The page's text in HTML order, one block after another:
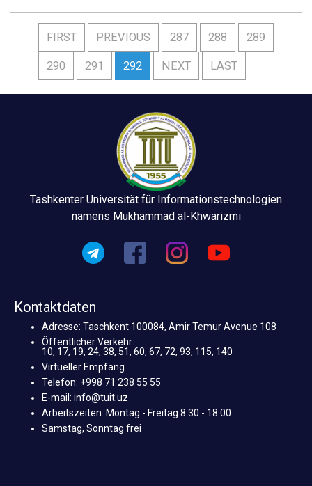
FIRST PREVIOUS 287 288 289
290 291 292 NEXT LAST
Tashkenter Universität für Informationstechnologien
namens Mukhammad al-Khwarizmi
Kontaktdaten
Adresse: Taschkent 100084, Amir Temur Avenue 108
Öffentlicher Verkehr:
10, 17, 19, 24, 38, 51, 60, 67, 72, 93, 115, 140
Virtueller Empfang
Telefon: +998 71 238 55 55
E-mail: info@tuit.uz
Arbeitszeiten: Montag - Freitag 8:30 - 18:00
Samstag, Sonntag frei